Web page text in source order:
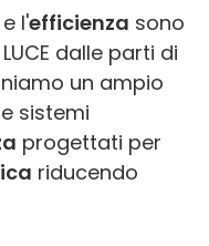
e l'efficienza sono
dalle parti di
un ampio
sistemi
progettati per
riducendo